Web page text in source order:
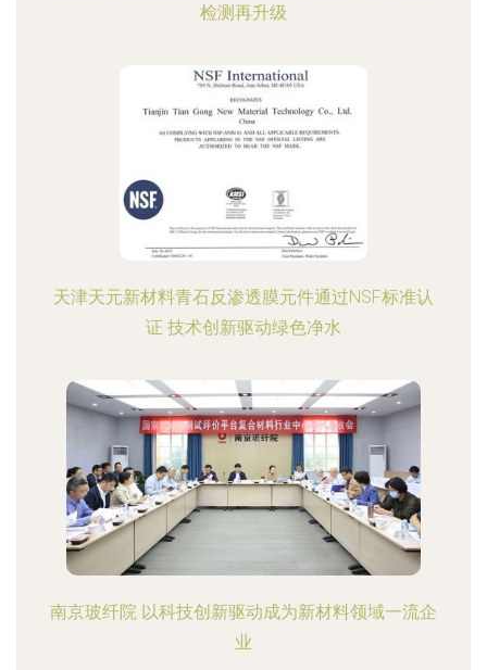
检测再升级
天津天元新材料青石反渗透膜元件通过NSF标准认
证 技术创新驱动绿色净水
南京玻纤院 以科技创新驱动成为新材料领域一流企
业